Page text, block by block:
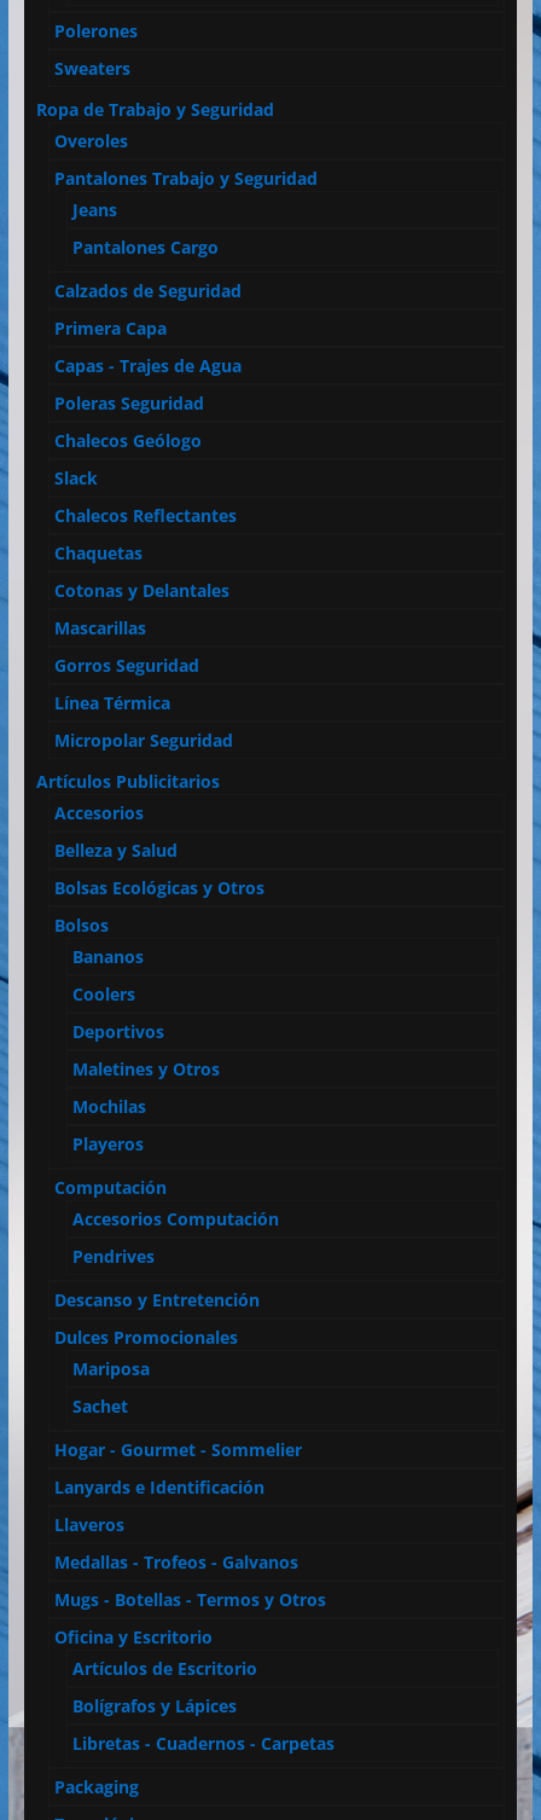
Polerones
Sweaters
Ropa de Trabajo y Seguridad
Overoles
Pantalones Trabajo y Seguridad
Jeans
Pantalones Cargo
Calzados de Seguridad
Primera Capa
Capas - Trajes de Agua
Poleras Seguridad
Chalecos Geólogo
Slack
Chalecos Reflectantes
Chaquetas
Cotonas y Delantales
Mascarillas
Gorros Seguridad
Línea Térmica
Micropolar Seguridad
Artículos Publicitarios
Accesorios
Belleza y Salud
Bolsas Ecológicas y Otros
Bolsos
Bananos
Coolers
Deportivos
Maletines y Otros
Mochilas
Playeros
Computación
Accesorios Computación
Pendrives
Descanso y Entretención
Dulces Promocionales
Mariposa
Sachet
Hogar - Gourmet - Sommelier
Lanyards e Identificación
Llaveros
Medallas - Trofeos - Galvanos
Mugs - Botellas - Termos y Otros
Oficina y Escritorio
Artículos de Escritorio
Bolígrafos y Lápices
Libretas - Cuadernos - Carpetas
Packaging